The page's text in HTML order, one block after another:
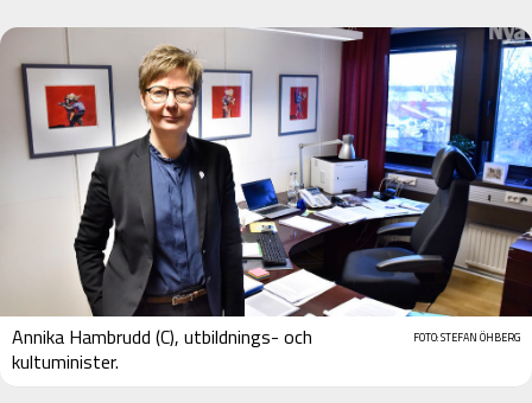
FOTO: STEFAN ÖHBERG
Annika Hambrudd (C), utbildnings- och
kultuminister.